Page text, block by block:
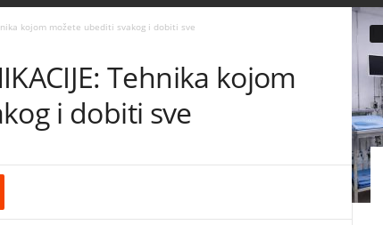
kojom možete ubediti svakog i dobiti sve
Tehnika kojom
i dobiti sve